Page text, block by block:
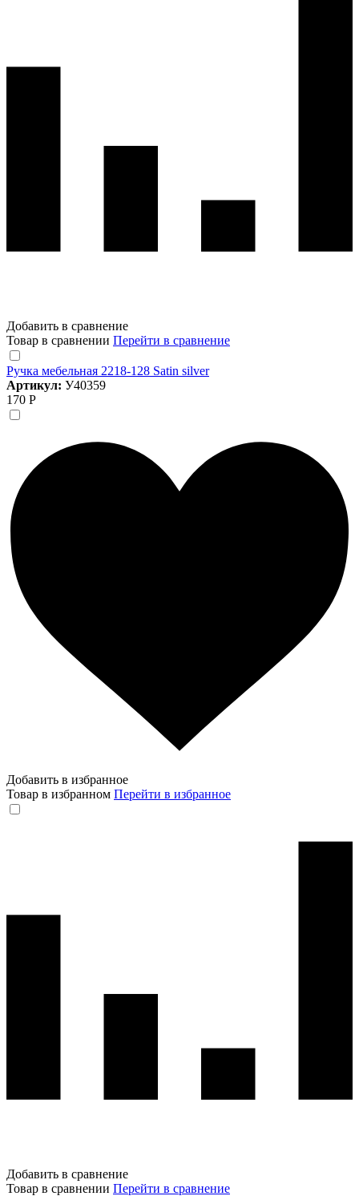
Добавить в сравнение
Товар в сравнении Перейти в сравнение
Ручка мебельная 2218-128 Satin silver
Артикул: У40359
170 Р
Добавить в избранное
Товар в избранном Перейти в избранное
Добавить в сравнение
Товар в сравнении Перейти в сравнение